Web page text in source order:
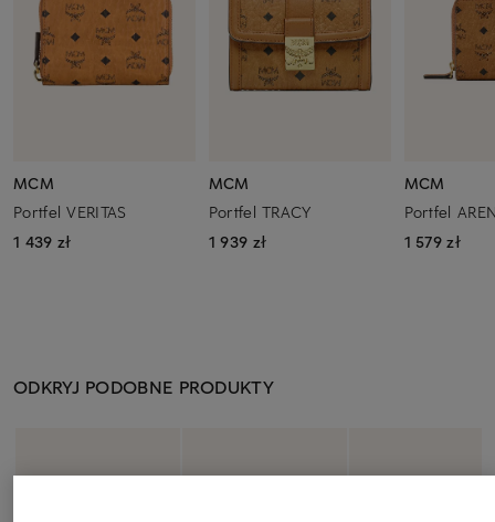
MCM
Portfel VERITAS
1 439 zł
MCM
Portfel TRACY
1 939 zł
MCM
Portfel
1 579 zł
ODKRYJ PODOBNE PRODUKTY